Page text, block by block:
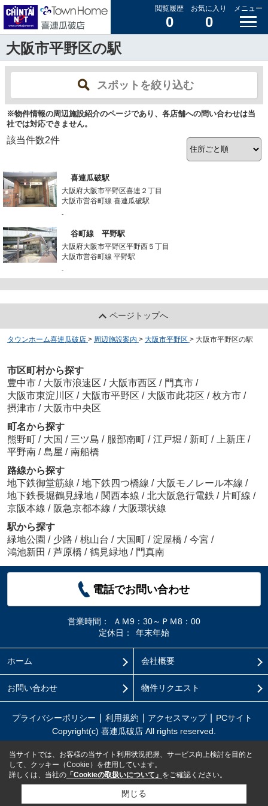
閲覧履歴
0
お気に入り
0
メニュー
大阪市平野区の駅
スポットを絞り込む
※物件情報の周辺施設紹介のページであり、各店舗への問い合わせは当
社では対応できません。
該当件数2件
喜連瓜破駅
大阪府大阪市平野区喜連２丁目
大阪市営谷町線 喜連瓜破駅
-
谷町線 平野駅
大阪府大阪市平野区平野西５丁目
大阪市営谷町線 平野駅
-
ページトップへ
タウンホーム喜連瓜破店 > 周辺施設案内 > 大阪市平野区 > 大阪市平野区の駅
市区町村から探す
豊中市 / 大阪市浪速区 / 大阪市西区 / 門真市 /
大阪市東淀川区 / 大阪市平野区 / 大阪市此花区 / 枚方市 /
摂津市 / 大阪市中央区
町名から探す
熊野町 / 大国 / 三ツ島 / 服部南町 / 江戸堀 / 新町 / 上新庄 /
平野南 / 島屋 / 南船橋
路線から探す
地下鉄御堂筋線 / 地下鉄四つ橋線 / 大阪モノレール本線 /
地下鉄長堀鶴見緑地 / 関西本線 / 北大阪急行電鉄 / 片町線 /
京阪本線 / 阪急京都本線 / 大阪環状線
駅から探す
緑地公園 / 少路 / 桃山台 / 大国町 / 淀屋橋 / 今宮 /
鴻池新田 / 芦原橋 / 鶴見緑地 / 門真南
電話でお問い合わせ
営業時間：
ＡＭ9：30～ＰＭ8：00
定休日：
年末年始
ホーム 会社概要
お問い合わせ 物件リクエスト
プライバシーポリシー 利用規約 アクセスマップ
PCサイト
Copyright(c) 喜連瓜破店 All rights reserved.
当サイトでは、お客様の当サイト利用状況把握、サービス向上検討を目的と
して、クッキー（Cookie）を使用しています。
詳しくは、当社の 「Cookieの取扱いについて」 をご確認ください。
閉じる